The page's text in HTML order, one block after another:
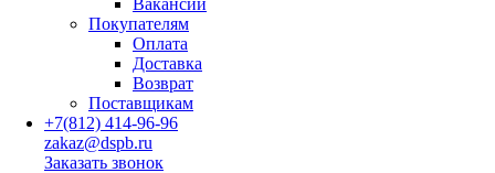
Вакансии
Покупателям
Оплата
Доставка
Возврат
Поставщикам
+7(812) 414-96-96
zakaz@dspb.ru
Заказать звонок